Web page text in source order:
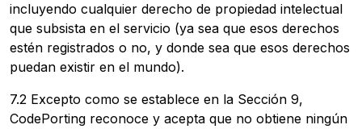
incluyendo cualquier derecho de propiedad intelectual
que subsista en el servicio (ya sea que esos derechos
estén registrados o no, y donde sea que esos derechos
puedan existir en el mundo).
7.2 Excepto como se establece en la Sección 9,
CodePorting reconoce y acepta que no obtiene ningún